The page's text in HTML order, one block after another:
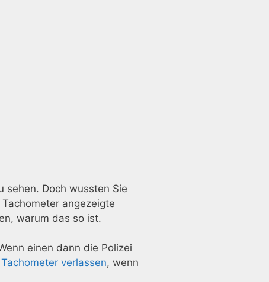
sehen. Doch wussten Sie
angezeigte
warum das so ist.
einen dann die Polizei
verlassen, wenn